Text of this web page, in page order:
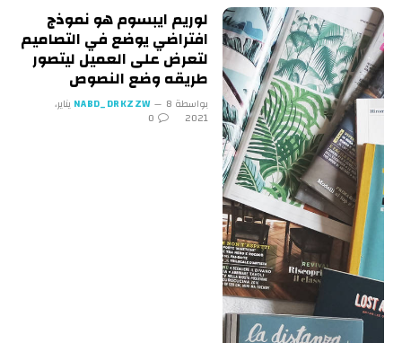
لوريم ايبسوم هو نموذج
افتراضي يوضع في التصاميم
لتعرض على العميل ليتصور
طريقه وضع النصوص
بواسطة NABD_DRKZZW 8 يناير،
2021
0